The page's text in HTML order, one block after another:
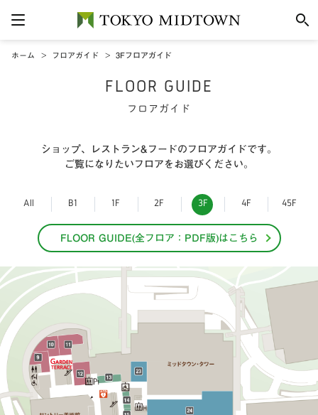
ホーム フロアガイド 3Fフロアガイド
FLOOR GUIDE
フロアガイド
ショップ、レストラン&フードのフロアガイドです。
ご覧になりたいフロアをお選びください。
All B1 1F 2F 3F 4F 45F
FLOOR GUIDE(全フロア：PDF版)はこちら